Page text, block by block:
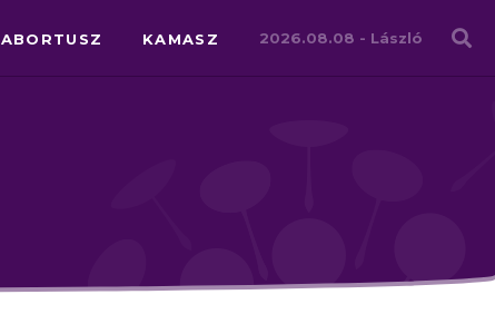
ABORTUSZ KAMASZ 2026.08.08 - László